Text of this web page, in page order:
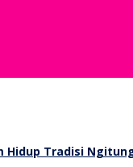
Hidup Tradisi